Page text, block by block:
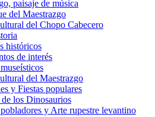
paisaje de música
del Maestrazgo
del Chopo Cabecero
históricos
de interés
del Maestrazgo
y Fiestas populares
los Dinosaurios
y Arte rupestre levantino